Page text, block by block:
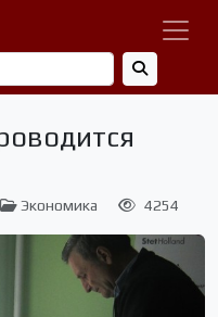
Экономика 4254